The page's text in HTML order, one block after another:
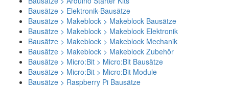
Bausätze > Elektronik-Bausätze
Bausätze > Makeblock > Makeblock Bausätze
Bausätze > Makeblock > Makeblock Elektronik
Bausätze > Makeblock > Makeblock Mechanik
Bausätze > Makeblock > Makeblock Zubehör
Bausätze > Micro:Bit > Micro:Bit Bausätze
Bausätze > Micro:Bit > Micro:Bit Module
Bausätze > Raspberry Pi Bausätze